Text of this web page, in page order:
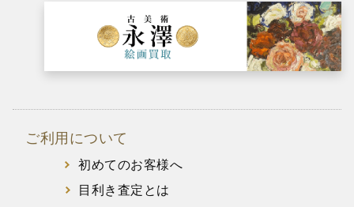
ご利用について
初めてのお客様へ
目利き査定とは